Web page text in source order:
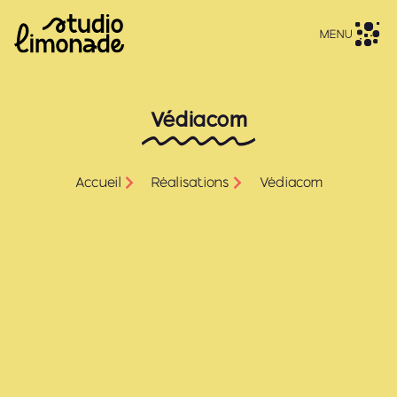
MENU
Védiacom
Accueil Réalisations Védiacom